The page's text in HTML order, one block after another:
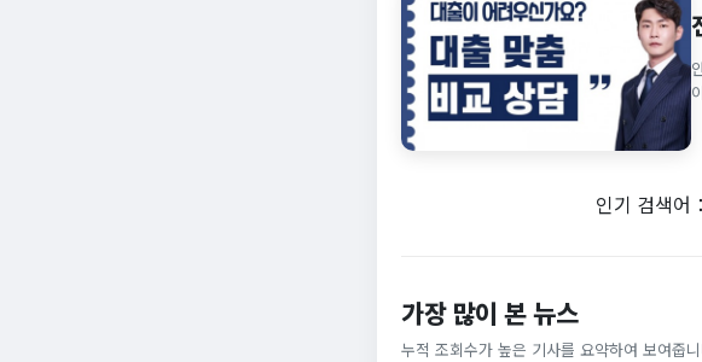
인기 검색어
가장 많이 본 뉴스
누적 조회수가 높은 기사를 요약하여 보여줍